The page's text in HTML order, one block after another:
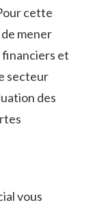
cette
mener
financiers et⁢
secteur‍
des
vous